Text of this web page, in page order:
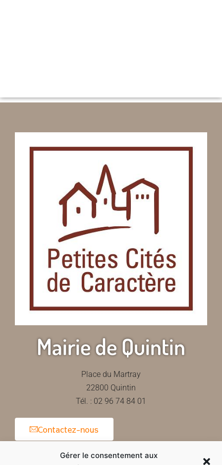
Gérer le consentement aux
Mairie de Quintin
Place du Martray
22800 Quintin
Tél. : 02 96 74 84 01
Contactez-nous